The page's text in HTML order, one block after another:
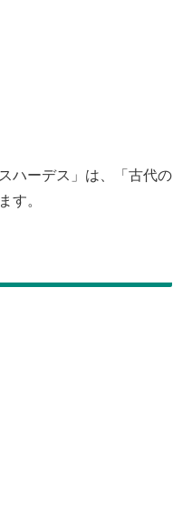
ハーデス」は、「古代の
す。